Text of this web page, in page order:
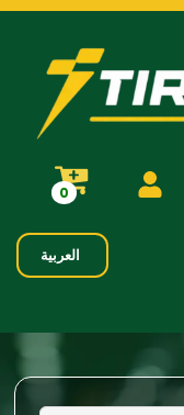
0
العربية